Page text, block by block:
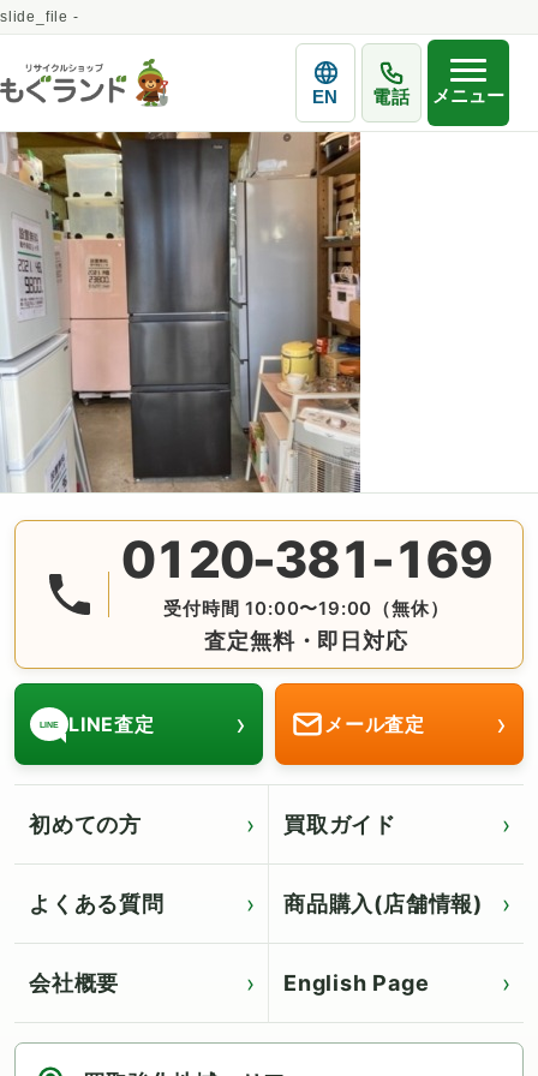
slide_file -
EN 電話 メニュー
0120-381-169
受付時間 10:00〜19:00（無休）
査定無料・即日対応
無料の電話査定・見積もり お問合せは番号をタップ♪
LINE LINE査定 › メール査定 ›
初めての方 買取ガイド
よくある質問 商品購入(店舗情報)
会社概要 English Page
Click for English page